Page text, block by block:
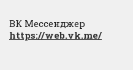
ВК Мессенджер
https://web.vk.me/